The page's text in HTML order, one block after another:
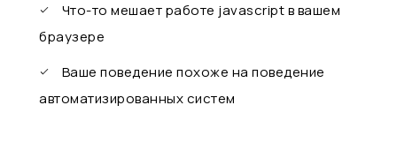
Что-то мешает работе javascript в вашем
браузере
Ваше поведение похоже на поведение
автоматизированных систем